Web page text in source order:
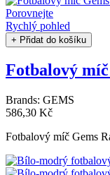
Porovnejte
Rychlý pohled
+ Přidat do košíku
Fotbalový
Brands: GEMS
586,30 Kč
Fotbalový míč Gems